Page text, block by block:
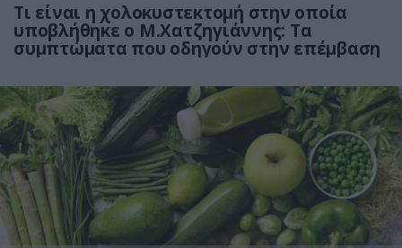
Τι είναι η χολοκυστεκτομή στην οποία
υποβλήθηκε ο Μ.Χατζηγιάννης: Tα
συμπτώματα που οδηγούν στην επέμβαση